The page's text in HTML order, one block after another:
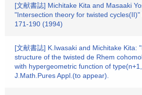
[文献書誌] Michitake Kita and Masaaki
"Intersection theory for twisted cycles(II)"
171-190 (1994)
[文献書誌] K.Iwasaki and Michitake Kita:
structure of the twisted de Rhem
with hypergeometric function of
J.Math.Pures Appl.(to appear).